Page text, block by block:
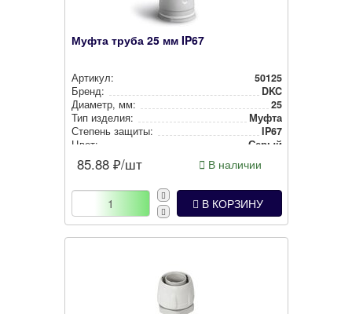
Муфта труба 25 мм IP67
Артикул:
50125
Бренд:
DKC
Диаметр, мм:
25
Тип изделия:
Муфта
Степень защиты:
IP67
Цвет:
Серый
Масса, кг:
85.88 ₽/шт В наличии
В КОРЗИНУ